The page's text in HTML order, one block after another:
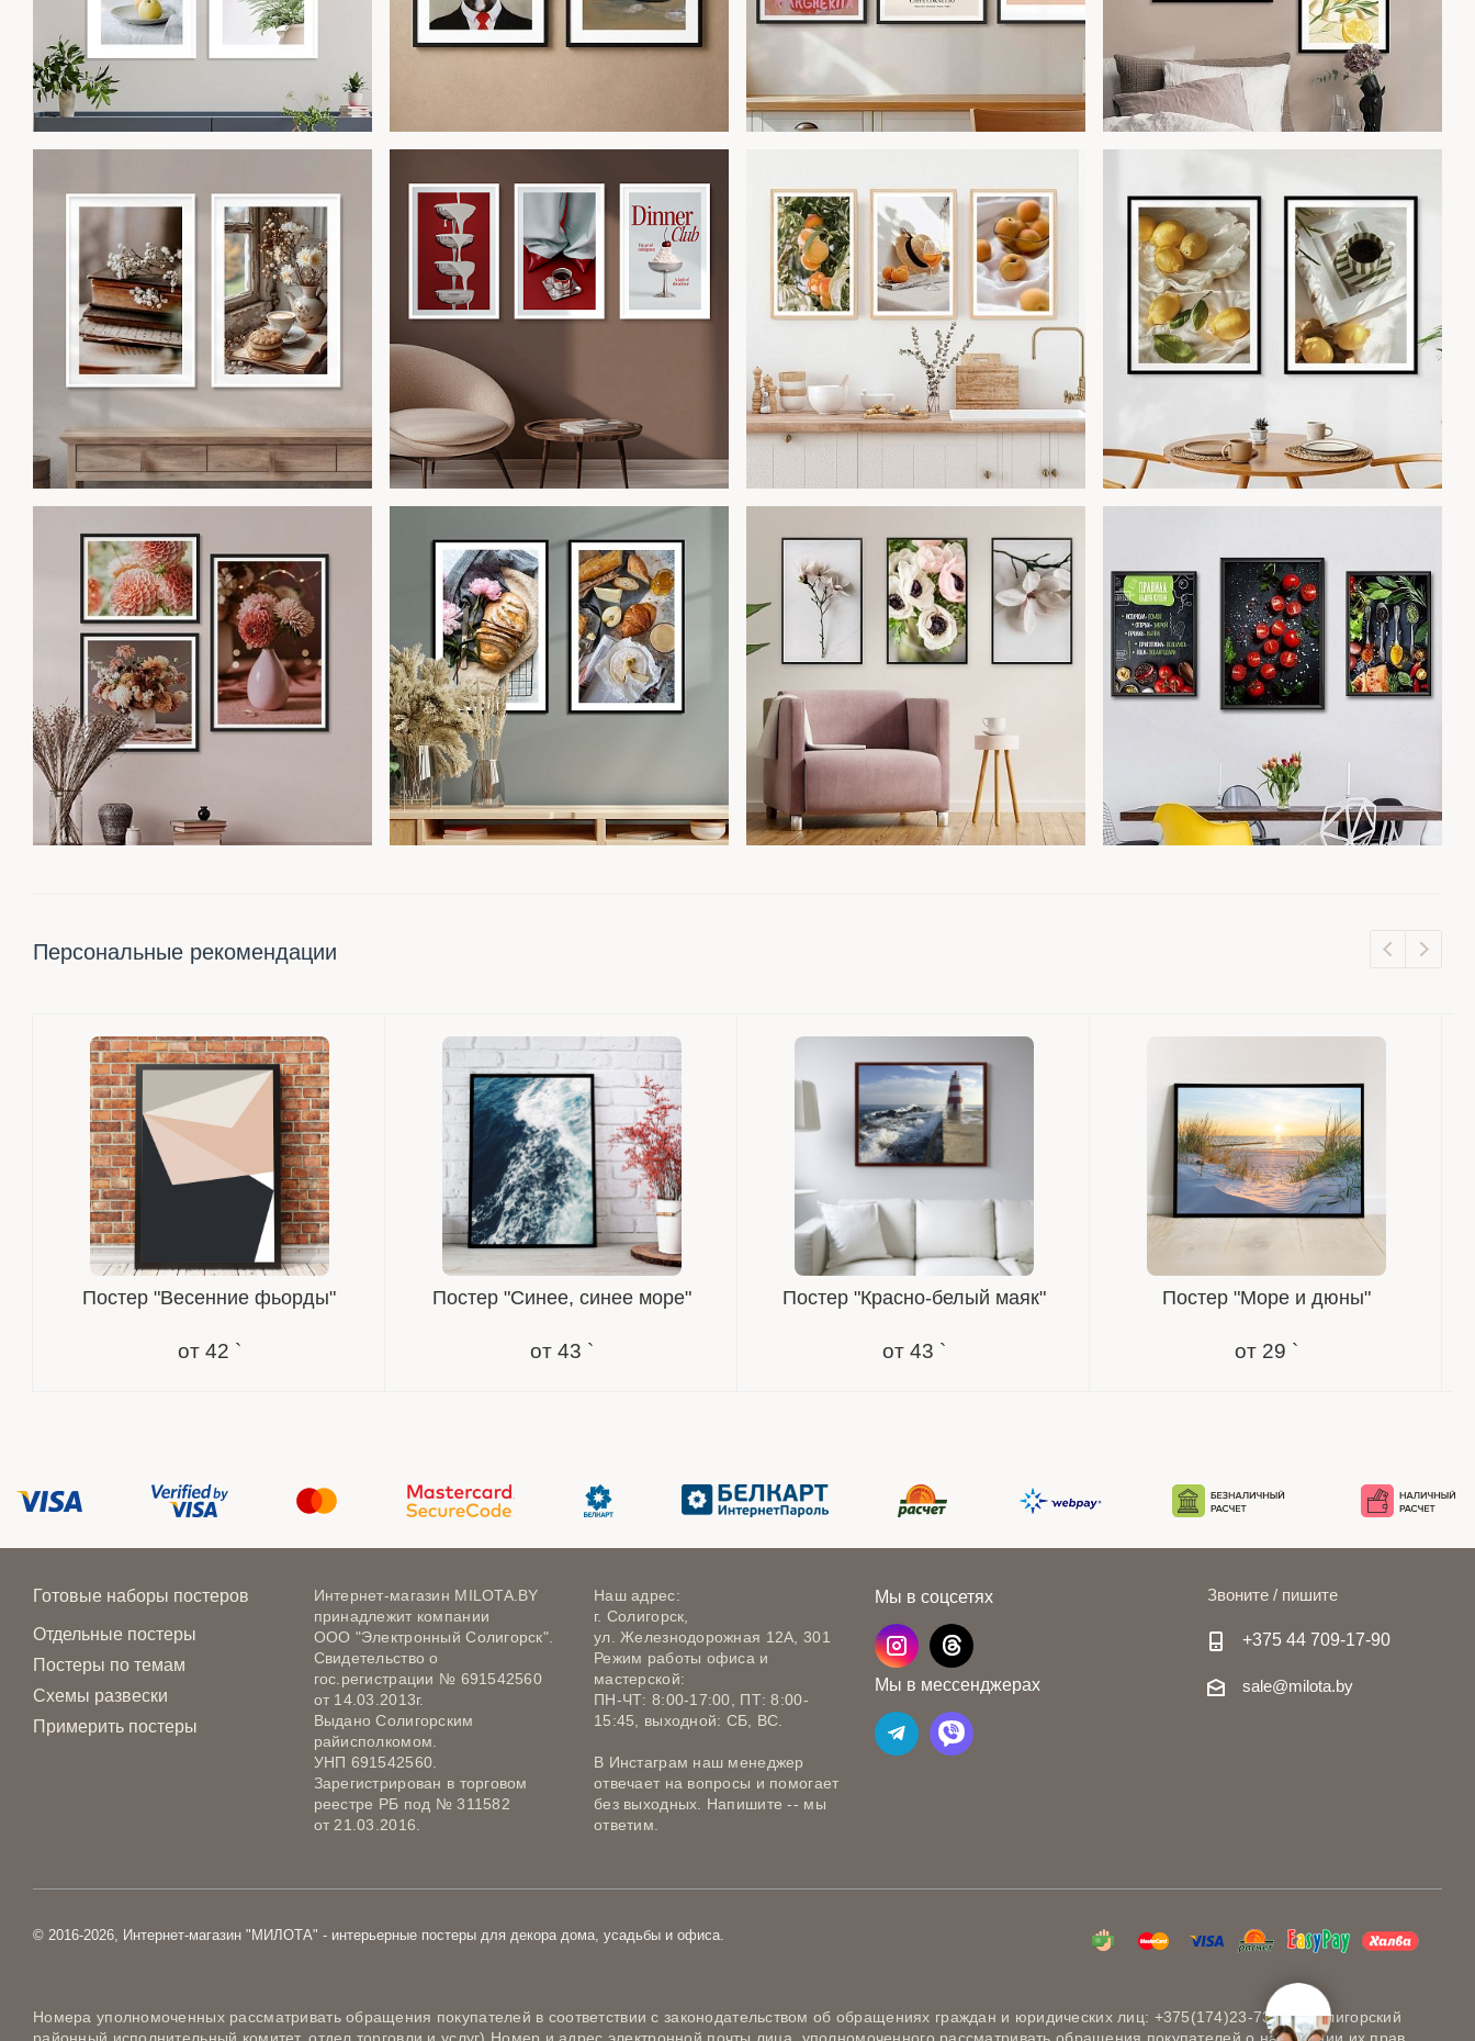
Персональные рекомендации
Постер "Весенние фьорды"
от 42 `
Постер "Синее, синее море"
от 43 `
Постер "Красно-белый маяк"
от 43 `
Постер "Море и дюны"
от 29 `
Готовые наборы постеров
Отдельные постеры
Постеры по темам
Схемы развески
Примерить постеры
Интернет-магазин MILOTA.BY
принадлежит компании
ООО "Электронный Солигорск".
Свидетельство о
гос.регистрации № 691542560
от 14.03.2013г.
Выдано Солигорским
райисполкомом.
УНП 691542560.
Зарегистрирован в торговом
реестре РБ под № 311582
от 21.03.2016.
Наш адрес:
г. Солигорск,
ул. Железнодорожная 12А, 301
Режим работы офиса и
мастерской:
ПН-ЧТ: 8:00-17:00, ПТ: 8:00-
15:45, выходной: СБ, ВС.
В Инстаграм наш менеджер
отвечает на вопросы и помогает
без выходных. Напишите -- мы
ответим.
Мы в соцсетях
Мы в мессенджерах
Звоните / пишите
+375 44 709-17-90
sale@milota.by
© 2016-2026, Интернет-магазин "МИЛОТА" - интерьерные постеры для декора дома, усадьбы и офиса.
Номера уполномоченных рассматривать обращения покупателей в соответствии с законодательством об обращениях граждан и юридических лиц: +375(174)23-73-20 (Солигорский